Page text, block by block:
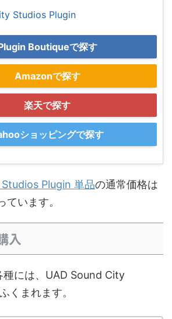
Studios Plugin
Boutiqueで探す
Amazonで探す
楽天で探す
ショッピングで探す
Plugin 単品の通常価格は
います。
入
種には、UAD Sound City
くまれます。